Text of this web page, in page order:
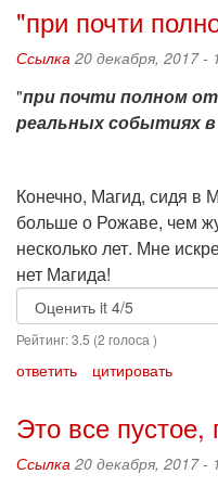
"при почти
Ссылка 20 декабря, 2017 -
"при почти полном
реальных событиях
Конечно, Магид, сидя в
больше о Рожаве, чем
несколько лет. Мне
нет Магида!
Рейтинг:3.5 (2 голоса )
ответить цитировать
Это все пустое,
Ссылка 20 декабря, 2017 -